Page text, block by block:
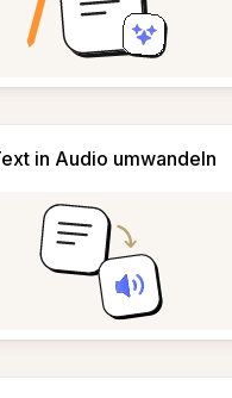
in Audio umwandeln